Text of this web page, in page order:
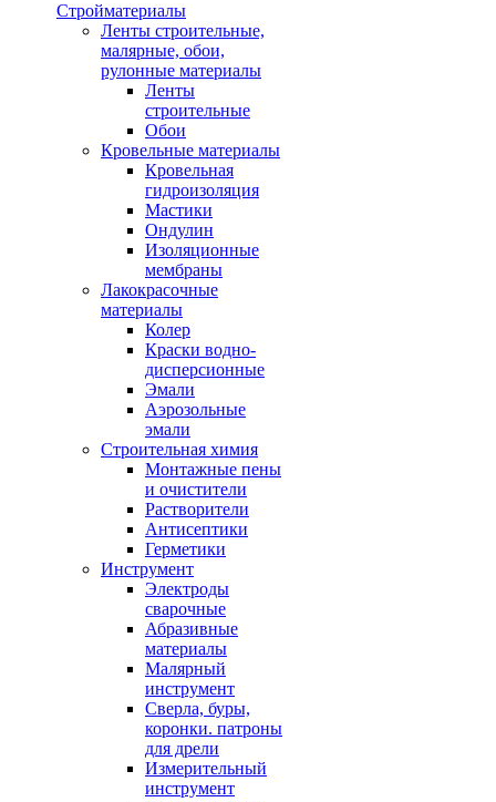
Стройматериалы
Ленты строительные,
малярные, обои,
рулонные материалы
Ленты
строительные
Обои
Кровельные материалы
Кровельная
гидроизоляция
Мастики
Ондулин
Изоляционные
мембраны
Лакокрасочные
материалы
Колер
Краски водно-
дисперсионные
Эмали
Аэрозольные
эмали
Строительная химия
Монтажные пены
и очистители
Растворители
Антисептики
Герметики
Инструмент
Электроды
сварочные
Абразивные
материалы
Малярный
инструмент
Сверла, буры,
коронки. патроны
для дрели
Измерительный
инструмент